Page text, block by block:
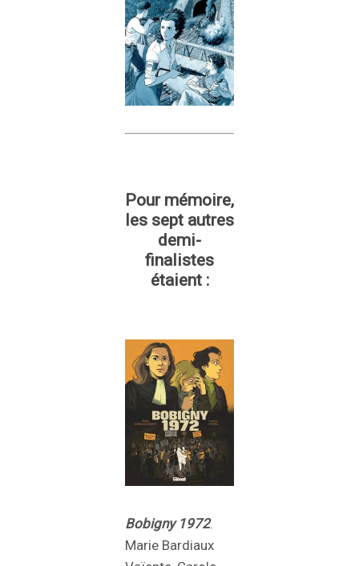
Pour mémoire,
les sept autres
demi-
finalistes
étaient :
Bobigny 1972.
Marie Bardiaux